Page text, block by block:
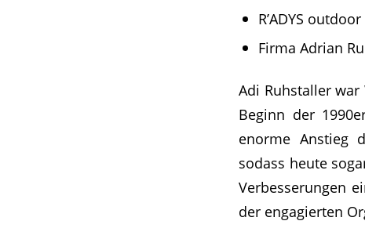
R’ADYS
Firma Adrian
Adi Ruhstaller war
Beginn der
enorme Anstieg
sodass heute
Verbesserungen
der engagierten